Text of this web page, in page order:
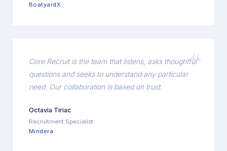
BoatyardX
Core Recruit is the team that listens, asks thoughtful
questions and seeks to understand any particular
need. Our collaboration is based on trust.
Octavia Tiriac
Recruitment Specialist
Mindera